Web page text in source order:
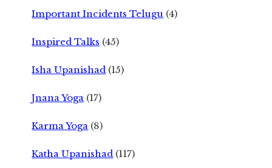
Important Incidents Telugu (4)
Inspired Talks (45)
Isha Upanishad (15)
Jnana Yoga (17)
Karma Yoga (8)
Katha Upanishad (117)